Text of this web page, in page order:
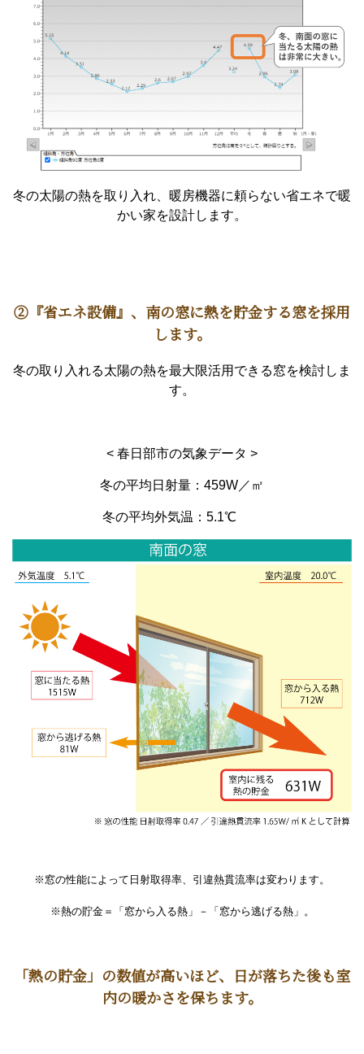
冬の太陽の熱を取り入れ、暖房機器に頼らない省エネで暖
かい家を設計します。
②『省エネ設備』、南の窓に熱を貯金する窓を採用
します。
冬の取り入れる太陽の熱を最大限活用できる窓を検討しま
す。
< 春日部市の気象データ >
冬の平均日射量：459W／㎡
冬の平均外気温：5.1℃
※窓の性能によって日射取得率、引違熱貫流率は変わります。
※熱の貯金＝「窓から入る熱」－「窓から逃げる熱」。
「熱の貯金」の数値が高いほど、日が落ちた後も室
内の暖かさを保ちます。